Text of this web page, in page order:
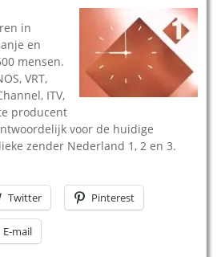
in
en
mensen.
VRT,
ITV,
producent
voor de huidige
zender Nederland 1, 2 en 3.
Twitter Pinterest
E-mail